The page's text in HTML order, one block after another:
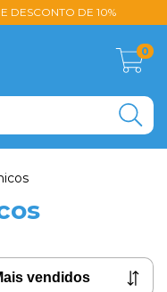
DESCONTO DE 10%
0